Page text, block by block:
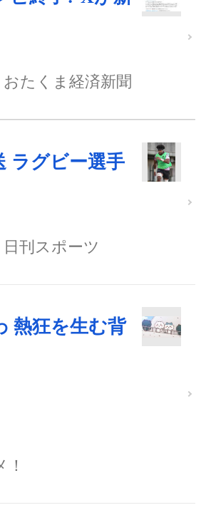
おたくま経済新聞
ラグビー選手
日刊スポーツ
熱狂を生む背